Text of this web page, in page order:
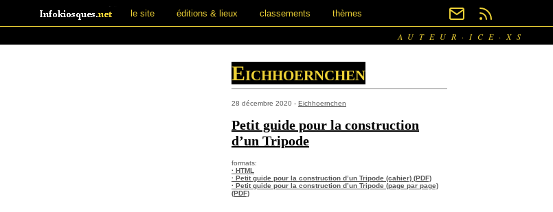
le site éditions & lieux classements thèmes
AUTEUR·ICE·XS
Eichhoernchen
28 décembre 2020 - Eichhoernchen
Petit guide pour la construction
d’un Tripode
formats:
· HTML
· Petit guide pour la construction d’un Tripode (cahier) (PDF)
· Petit guide pour la construction d’un Tripode (page par page)
(PDF)